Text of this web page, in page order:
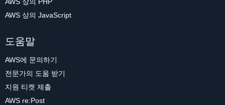
AWS 상의 JavaScript
도움말
AWS에 문의하기
전문가의 도움 받기
지원 티켓 제출
AWS re:Post